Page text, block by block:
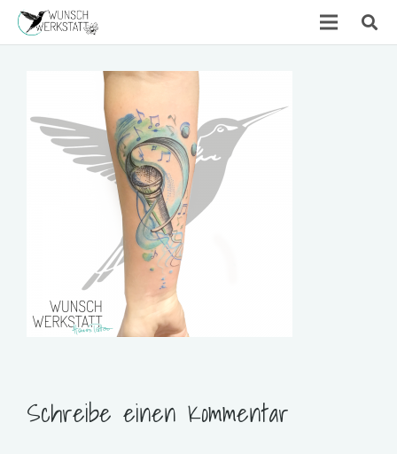
Schreibe einen Kommentar